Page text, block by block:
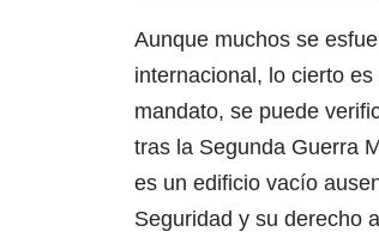
Aunque muchos se
internacional, lo cierto
mandato, se puede
tras la Segunda Guerra
es un edificio vacío
Seguridad y su derecho